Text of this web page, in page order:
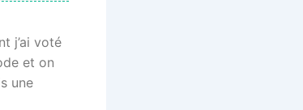
j’ai voté
et on
une